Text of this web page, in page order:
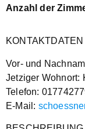
Anzahl der
KONTAKTDATEN
Vor- und
Jetziger Wohnort:
Telefon:
E-Mail: